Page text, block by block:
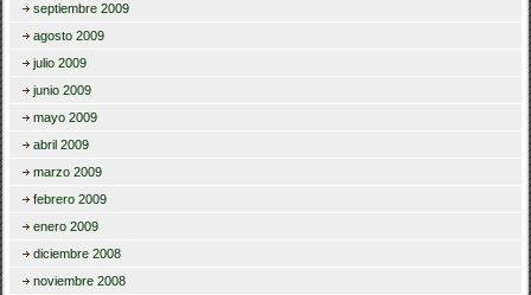
septiembre 2009
agosto 2009
julio 2009
junio 2009
mayo 2009
abril 2009
marzo 2009
febrero 2009
enero 2009
diciembre 2008
noviembre 2008